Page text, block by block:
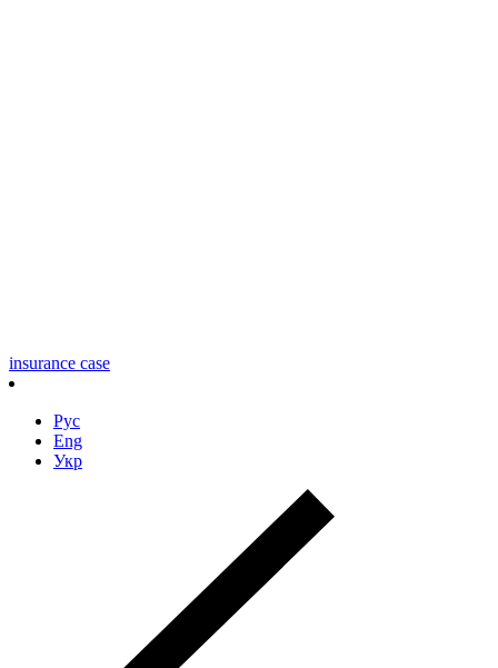
insurance case
Рус
Eng
Укр